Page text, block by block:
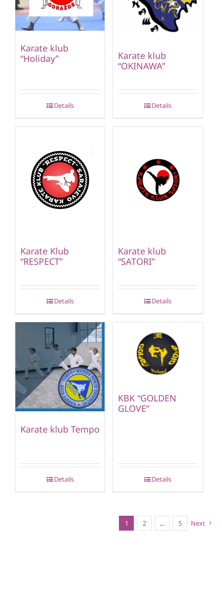
Karate klub
“Holiday”
Details
Karate klub
“OKINAWA”
Details
Karate Klub
“RESPECT”
Details
Karate klub
“SATORI”
Details
Karate klub Tempo
Details
KBK “GOLDEN
GLOVE”
Details
1 2 … 5 Next